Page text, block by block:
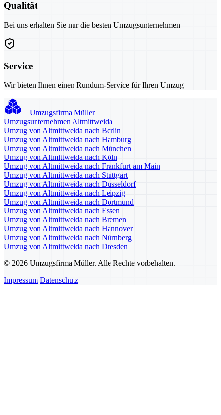
Qualität
Bei uns erhalten Sie nur die besten Umzugsunternehmen
Service
Wir bieten Ihnen einen Rundum-Service für Ihren Umzug
Umzugsfirma Müller
Umzugsunternehmen Altmittweida
Umzug von Altmittweida nach Berlin
Umzug von Altmittweida nach Hamburg
Umzug von Altmittweida nach München
Umzug von Altmittweida nach Köln
Umzug von Altmittweida nach Frankfurt am Main
Umzug von Altmittweida nach Stuttgart
Umzug von Altmittweida nach Düsseldorf
Umzug von Altmittweida nach Leipzig
Umzug von Altmittweida nach Dortmund
Umzug von Altmittweida nach Essen
Umzug von Altmittweida nach Bremen
Umzug von Altmittweida nach Hannover
Umzug von Altmittweida nach Nürnberg
Umzug von Altmittweida nach Dresden
© 2026 Umzugsfirma Müller. Alle Rechte vorbehalten.
Impressum Datenschutz